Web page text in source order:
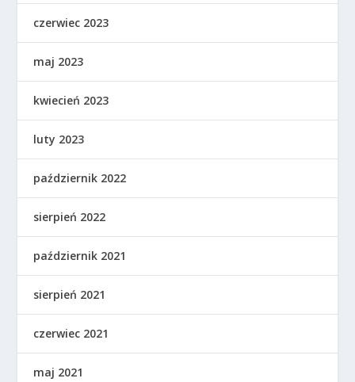
czerwiec 2023
maj 2023
kwiecień 2023
luty 2023
październik 2022
sierpień 2022
październik 2021
sierpień 2021
czerwiec 2021
maj 2021